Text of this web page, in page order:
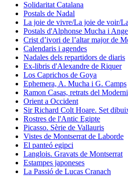
Solidaritat Catalana
Postals de Nadal
La joie de vivre/La joie de voir/
Postals d'Alphonse Mucha i
Crist d’ivori de l’altar major de
Calendaris i agendes
Nadales dels repartidors de diaris
Ex-libris d'Alexandre de Riquer
Los Caprichos de Goya
Ephemera, A. Mucha i G. Camps
Ramon Casas, retrats del
Orient a Occident
Sir Richard Colt Hoare. Set
Rostres de l'Antic Egipte
Picasso. Sèrie de Vallauris
Vistes de Montserrat de Laborde
El panteó egipci
Langlois. Gravats de Montserrat
Estampes japoneses
La Passió de Lucas Cranach